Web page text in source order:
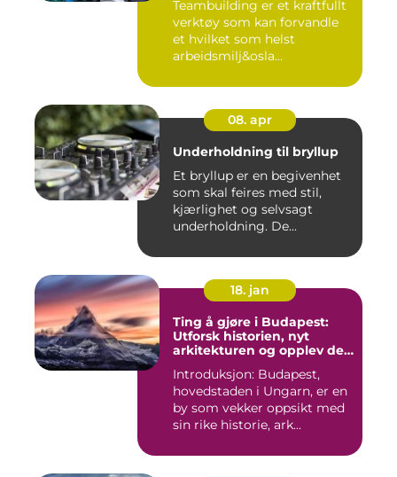
Teambuilding er et kraftfullt
verktøy som kan forvandle
et hvilket som helst
arbeidsmilj&osla...
08. apr
Underholdning til bryllup
Et bryllup er en begivenhet
som skal feires med stil,
kjærlighet og selvsagt
underholdning. De...
18. jan
Ting å gjøre i Budapest:
Utforsk historien, nyt
arkitekturen og opplev det
Introduksjon: Budapest,
hovedstaden i Ungarn, er en
by som vekker oppsikt med
sin rike historie, ark...